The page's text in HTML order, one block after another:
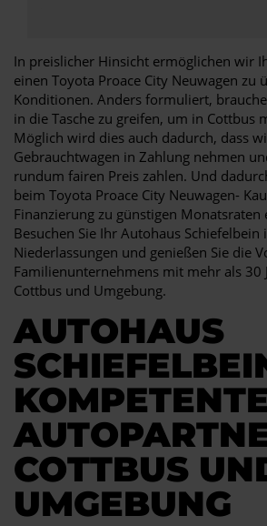
In preislicher Hinsicht ermöglichen wir
einen Toyota Proace City Neuwagen zu
Konditionen. Anders formuliert,
in die Tasche zu greifen, um in Cottbus
Möglich wird dies auch dadurch, dass
Gebrauchtwagen in Zahlung nehmen
rundum fairen Preis zahlen. Und
beim Toyota Proace City Neuwagen-
Finanzierung zu günstigen Monatsraten
Besuchen Sie Ihr Autohaus
Niederlassungen und genießen Sie die
Familienunternehmens mit mehr als 30
Cottbus und Umgebung.
AUTOHAUS
COTTBUS
UMGEBUNG